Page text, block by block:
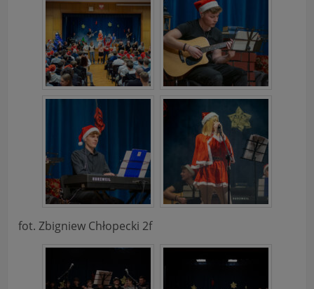
fot. Zbigniew Chłopecki 2f